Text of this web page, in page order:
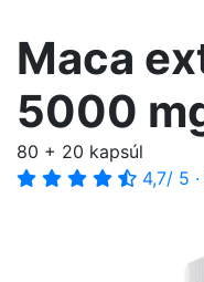
Maca
5000
80 + 20 kapsúl
4,7/ 5 ·